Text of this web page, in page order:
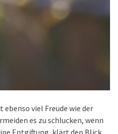
viel Freude wie der
es zu schlucken, wenn
Entgiftung, klärt den Blick